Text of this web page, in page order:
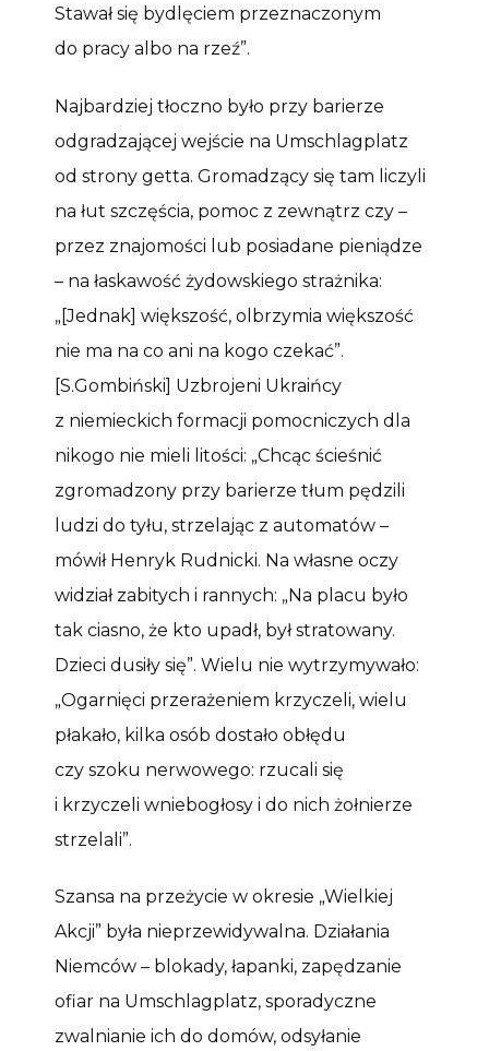
Stawał się bydlęciem przeznaczonym
do pracy albo na rzeź”.
Najbardziej tłoczno było przy barierze
odgradzającej wejście na Umschlagplatz
od strony getta. Gromadzący się tam liczyli
na łut szczęścia, pomoc z zewnątrz czy –
przez znajomości lub posiadane pieniądze
– na łaskawość żydowskiego strażnika:
„[Jednak] większość, olbrzymia większość
nie ma na co ani na kogo czekać”.
[S.Gombiński] Uzbrojeni Ukraińcy
z niemieckich formacji pomocniczych dla
nikogo nie mieli litości: „Chcąc ścieśnić
zgromadzony przy barierze tłum pędzili
ludzi do tyłu, strzelając z automatów –
mówił Henryk Rudnicki. Na własne oczy
widział zabitych i rannych: „Na placu było
tak ciasno, że kto upadł, był stratowany.
Dzieci dusiły się”. Wielu nie wytrzymywało:
„Ogarnięci przerażeniem krzyczeli, wielu
płakało, kilka osób dostało obłędu
czy szoku nerwowego: rzucali się
i krzyczeli wniebogłosy i do nich żołnierze
strzelali”.
Szansa na przeżycie w okresie „Wielkiej
Akcji” była nieprzewidywalna. Działania
Niemców – blokady, łapanki, zapędzanie
ofiar na Umschlagplatz, sporadyczne
zwalnianie ich do domów, odsyłanie